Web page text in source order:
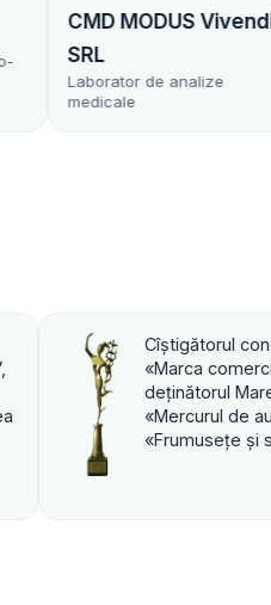
Vivendi
de analize
2010»,